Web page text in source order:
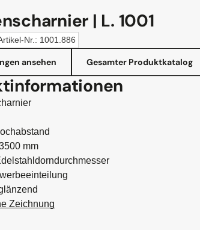
| L. 1001
Nr.: 1001.886
ansehen Gesamter Produktkatalog
mm
Zeichnung